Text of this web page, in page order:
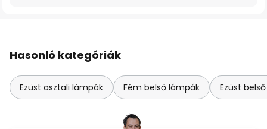
Hasonló kategóriák
Ezüst asztali lámpák Fém belső lámpák Ezüst